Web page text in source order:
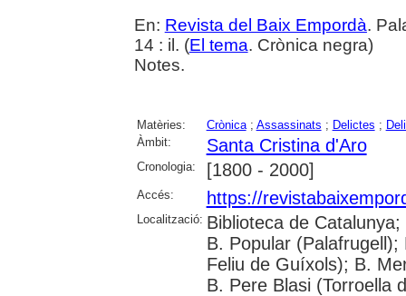
En: Revista del Baix Empordà.
14 : il. (El tema. Crònica negra)
Notes.
Matèries: Crònica; Assassinats ; Delictes ;
Àmbit:
Santa Cristina d'Aro
Cronologia: [1800 - 2000]
Accés: https://
Localització: Biblioteca de
B. Popular
Feliu de Guíxols); B.
B. Pere Blasi (Torroella